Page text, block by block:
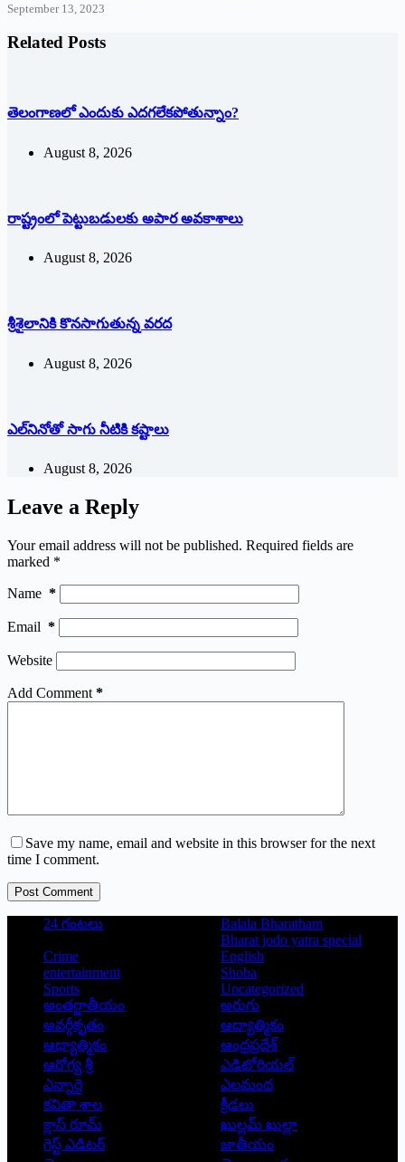
September 13, 2023
Related Posts
తెలంగాణలో ఎందుకు ఎదగలేకపోతున్నాం?
August 8, 2026
రాష్ట్రంలో పెట్టుబడులకు అపార అవకాశాలు
August 8, 2026
శ్రీశైలానికి కొనసాగుతున్న వరద
August 8, 2026
ఎల్‌నినోతో సాగు నీటికి కష్టాలు
August 8, 2026
Leave a Reply
Your email address will not be published. Required fields are
marked *
Name *
Email *
Website
Add Comment *
Save my name, email and website in this browser for the next
time I comment.
Post Comment
24 గంటలు
Balala Bharatham
Bharat jodo yatra special
Crime
English
entertainment
Shoba
Sports
Uncategorized
అంతర్జాతీయం
అరుగు
అవర్గీకృతం
ఆద్యాత్మికం
ఆధ్యాత్మికం
ఆంధ్రప్రదేశ్
ఆరోగ్య శ్రీ
ఎడిటోరియల్
ఎన్నారై
ఎలమంద
కవితా శాల
క్రీడలు
క్లాస్ రూమ్
ఖుల్లమ్ ఖుల్లా
గెస్ట్ ఎడిటర్
జాతీయం